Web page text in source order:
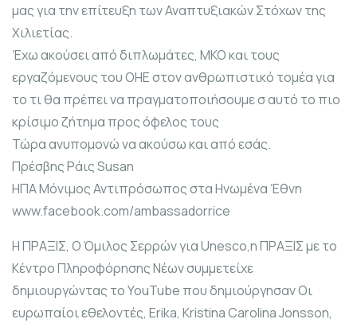
μας για την επίτευξη των Αναπτυξιακών Στόχων της
Χιλιετίας.
Έχω ακούσει από διπλωμάτες, ΜΚΟ και τους
εργαζόμενους του ΟΗΕ στον ανθρωπιστικό τομέα για
το τι θα πρέπει να πραγματοποιήσουμε σ αυτό το πιο
κρίσιμο ζήτημα προς όφελος τους
Τώρα ανυπομονώ να ακούσω και από εσάς.
Πρέσβης Ράις Susan
ΗΠΑ Μόνιμος Αντιπρόσωπος στα Ηνωμένα Έθνη
www.facebook.com/ambassadorrice
H ΠΡΑΞΙΣ, Ο Όμιλος Σερρών για Unesco,η ΠΡΑΞΙΣ με το
Κέντρο Πληροφόρησης Νέων συμμετείχε
δημιουργώντας το YouTube που δημιούργησαν Οι
ευρωπαίοι εθελοντές, Erika, Kristina Carolina Jonsson,